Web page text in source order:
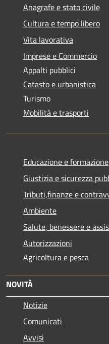
Anagrafe e stato civile
Cultura e tempo libero
Vita lavorativa
Imprese e Commercio
Appalti pubblici
Catasto e urbanistica
Turismo
Mobilità e trasporti
Educazione e formazione
Giustizia e sicurezza
Tributi,finanze e
Ambiente
Salute, benessere e
Autorizzazioni
Agricoltura e pesca
NOVITÀ
Notizie
Comunicati
Avvisi